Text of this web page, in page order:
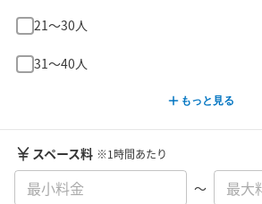
21〜30人
31〜40人
もっと見る
スペース料 ※1時間あたり
〜